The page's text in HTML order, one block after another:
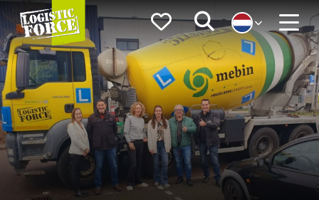
Logistic
Force
FavorietenZoeken
Menu